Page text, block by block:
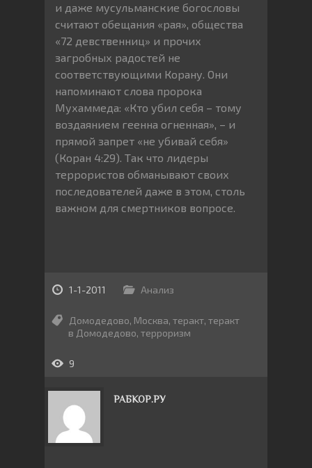
и даже мусульманские богословы
считают обещания «рая», общества
«72 девственниц» и прочих
загробных радостей не
соответствующими Корану. Они
напоминают слова пророка
Мухаммеда: «Кто убил себя – тому
воздаянием геенна огненная», – и
прямой запрет «не убивай себя»
(Коран 4:29). Так что лидеры
террористов обманывают своих
последователей даже в этом, столь
важном для смертников вопросе.
1-1-2011 Анализ
Домодедово, Москва, теракт, теракт
в Домодедово, терроризм
9
РАБКОР.РУ